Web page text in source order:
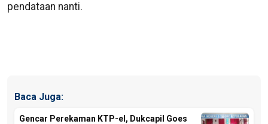
pendataan nanti.
Baca Juga:
Gencar Perekaman KTP-el, Dukcapil Goes